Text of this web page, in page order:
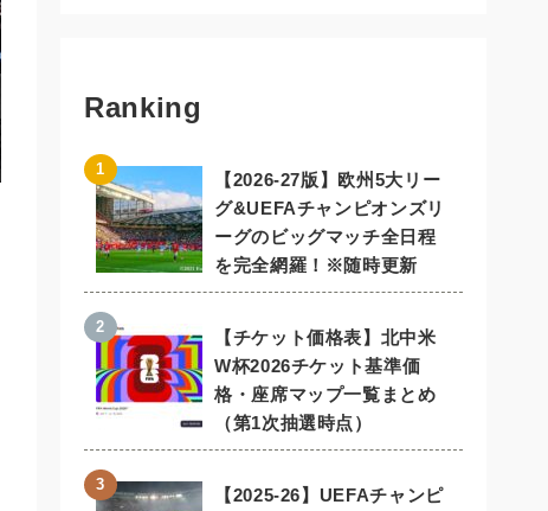
Ranking
【2026-27版】欧州5大リー
グ&UEFAチャンピオンズリ
ーグのビッグマッチ全日程
を完全網羅！※随時更新
【チケット価格表】北中米
W杯2026チケット基準価
格・座席マップ一覧まとめ
（第1次抽選時点）
【2025-26】UEFAチャンピ